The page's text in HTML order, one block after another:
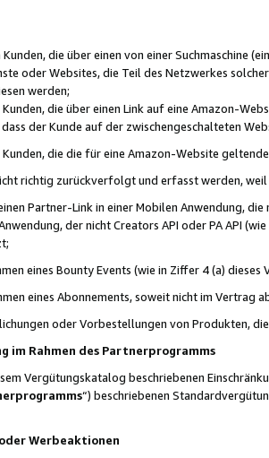
die über einen von einer Suchmaschine
oder Websites, die Teil des Netzwerkes solcher
werden;
die über einen Link auf eine Amazon-
der Kunde auf der zwischengeschalteten
die die für eine Amazon-Website
richtig zurückverfolgt und erfasst werden,
Partner-Link in einer Mobilen Anwendung,
der nicht Creators API oder PA API
eines Bounty Events (wie in Ziffer 4 (a)
eines Abonnements, soweit nicht im Vertrag
oder Vorbestellungen von Produkten,
im Rahmen des Partnerprogramms
Vergütungskatalog beschriebenen
“) beschriebenen
Werbeaktionen